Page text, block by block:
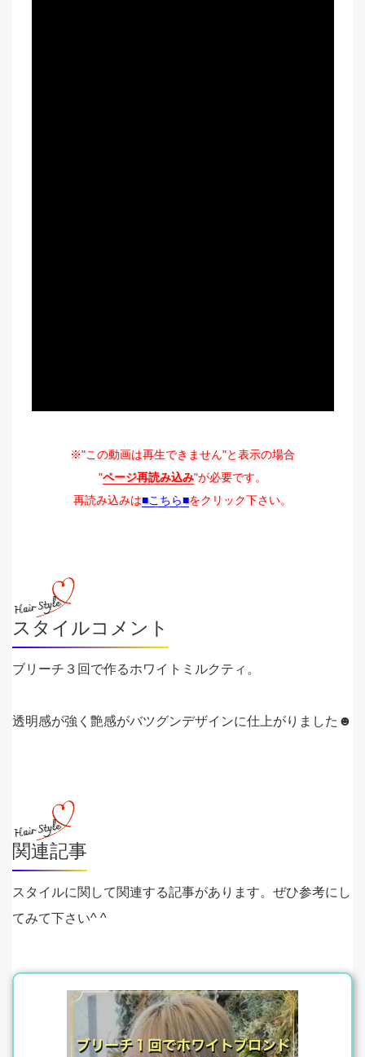
※"この動画は再生できません"と表示の場合
"ページ再読み込み"が必要です。
再読み込みは■こちら■をクリック下さい。
スタイルコメント
ブリーチ３回で作るホワイトミルクティ。
透明感が強く艶感がバツグンデザインに仕上がりました☻
関連記事
スタイルに関して関連する記事があります。ぜひ参考にし
てみて下さい^ ^